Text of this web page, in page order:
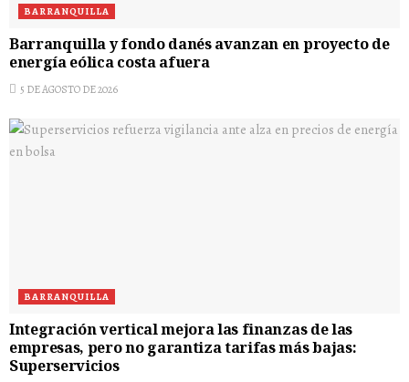
BARRANQUILLA
Barranquilla y fondo danés avanzan en proyecto de
energía eólica costa afuera
5 DE AGOSTO DE 2026
BARRANQUILLA
Integración vertical mejora las finanzas de las
empresas, pero no garantiza tarifas más bajas:
Superservicios